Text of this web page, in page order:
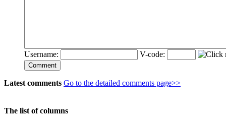
Username: V-code:
Comment
Latest comments Go to the detailed comments page>>
The list of columns